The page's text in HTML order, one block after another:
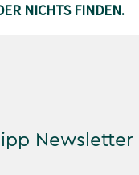
NICHTS FINDEN.
Newsletter